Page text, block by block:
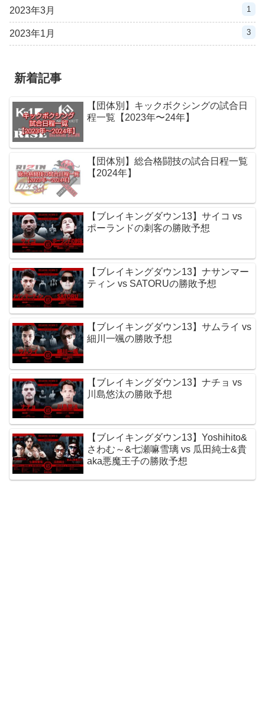
2023年3月 1
2023年1月 3
新着記事
【団体別】キックボクシングの試合日
程一覧【2023年〜24年】
【団体別】総合格闘技の試合日程一覧
【2024年】
【ブレイキングダウン13】サイコ vs
ポーランドの刺客の勝敗予想
【ブレイキングダウン13】ナサンマー
ティン vs SATORUの勝敗予想
【ブレイキングダウン13】サムライ vs
細川一颯の勝敗予想
【ブレイキングダウン13】ナチョ vs
川島悠汰の勝敗予想
【ブレイキングダウン13】Yoshihito&
さわむ～&七瀬嘛雪璃 vs 瓜田純士&貴
aka悪魔王子の勝敗予想